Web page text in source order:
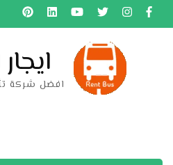
تخطى
إلى
افضل شركة